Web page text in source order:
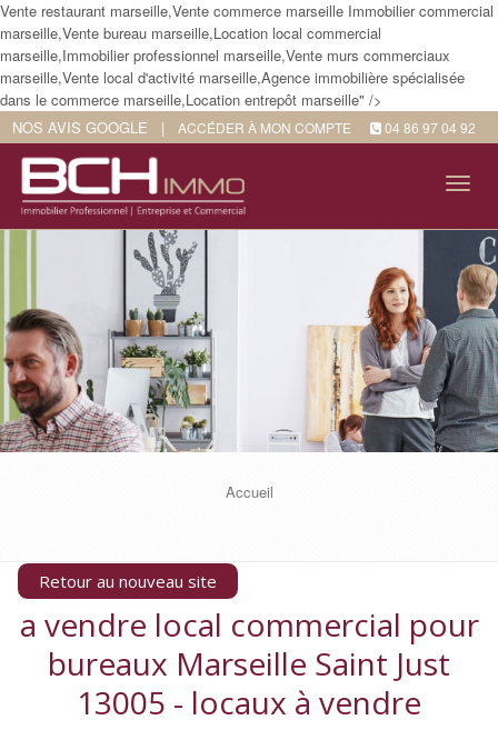
Vente restaurant marseille,Vente commerce marseille Immobilier commercial
marseille,Vente bureau marseille,Location local commercial
marseille,Immobilier professionnel marseille,Vente murs commerciaux
marseille,Vente local d'activité marseille,Agence immobilière spécialisée
dans le commerce marseille,Location entrepôt marseille" />
NOS AVIS GOOGLE
| ACCÉDER À MON COMPTE 04 86 97 04 92
Accueil
Retour au nouveau site
a vendre local commercial pour
bureaux Marseille Saint Just
13005 - locaux à vendre